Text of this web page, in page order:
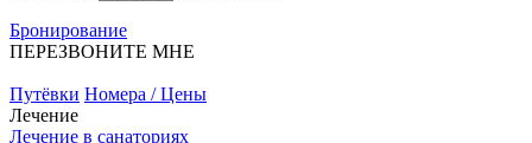
Бронирование
ПЕРЕЗВОНИТЕ МНЕ
Путёвки Номера / Цены
Лечение
Лечение в санаториях